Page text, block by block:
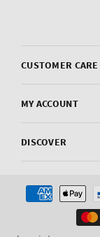
CUSTOMER CARE
MY ACCOUNT
DISCOVER
Payment